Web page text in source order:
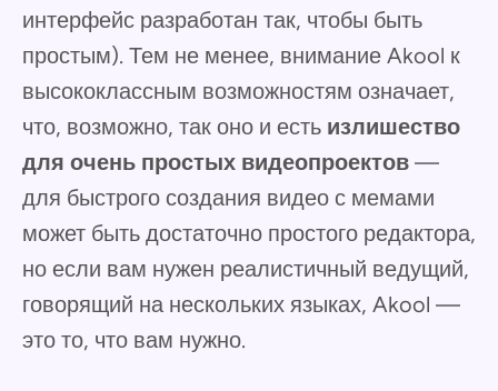
интерфейс разработан так, чтобы быть
простым). Тем не менее, внимание Akool к
высококлассным возможностям означает,
что, возможно, так оно и есть излишество
для очень простых видеопроектов —
для быстрого создания видео с мемами
может быть достаточно простого редактора,
но если вам нужен реалистичный ведущий,
говорящий на нескольких языках, Akool —
это то, что вам нужно.